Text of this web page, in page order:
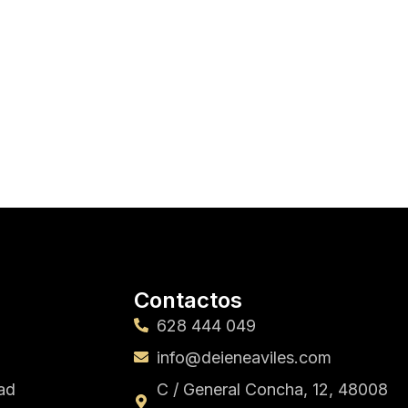
Contactos
628 444 049
info@deieneaviles.com
C / General Concha, 12, 48008